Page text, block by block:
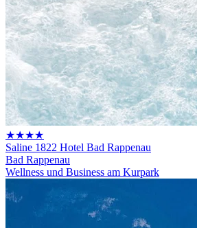
★★★★
Saline 1822 Hotel Bad Rappenau
Bad Rappenau
Wellness und Business am Kurpark